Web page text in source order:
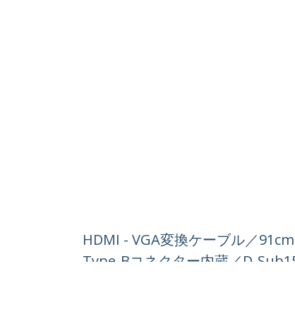
HDMI - VGA変換ケーブル／
Type-Bコネクター内蔵／D-